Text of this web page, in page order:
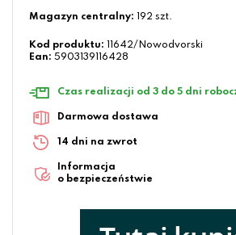
Magazyn centralny: 192 szt.
Kod produktu:
11642/Nowodvorski
Ean: 5903139116428
Czas realizacji od 3 do 5 dni
Darmowa dostawa
14 dni na zwrot
Informacja
o bezpieczeństwie